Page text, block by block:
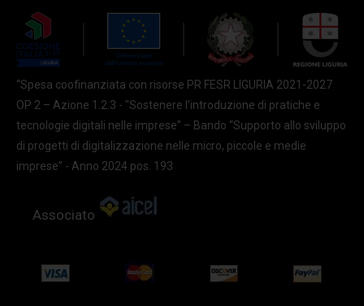
“Spesa coofinanziata con risorse PR FESR LIGURIA 2021-2027
OP 2 – Azione 1.2.3 - "Sostenere l'introduzione di pratiche e
tecnologie digitali nelle imprese” – Bando “Supporto allo sviluppo
di progetti di digitalizzazione nelle micro, piccole e medie
imprese” - Anno 2024 pos. 193
Associato